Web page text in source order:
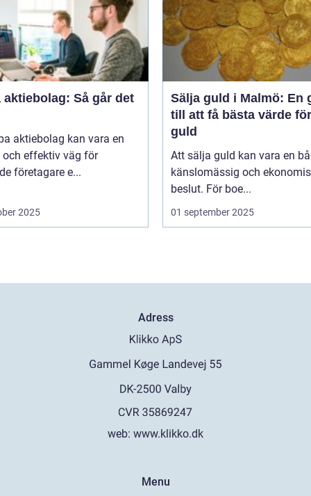
aktiebolag: Så går det
aktiebolag kan vara en
och effektiv väg för
företagare e...
2025
Sälja guld i Malmö: En
till att få bästa värde
guld
Att sälja guld kan vara en
känslomässig och
beslut. För boe...
01 september 2025
Adress
web: www.klikko.dk
Menu